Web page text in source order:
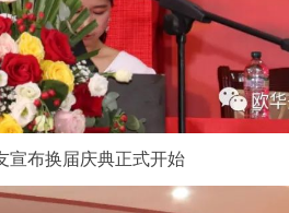
布换届庆典正式开始